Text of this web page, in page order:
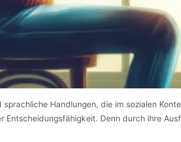
sprachliche Handlungen, die im sozialen
Entscheidungsfähigkeit. Denn durch ihre